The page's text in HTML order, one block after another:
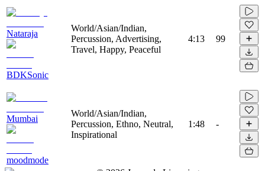
Nataraja
BDKSonic
World/Asian/Indian,
Percussion, Advertising,
Travel, Happy, Peaceful
4:13 99
Mumbai
moodmode
World/Asian/Indian,
Percussion, Ethno, Neutral,
Inspirational
1:48 -